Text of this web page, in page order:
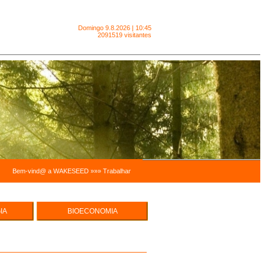
Domingo 9.8.2026 | 10:45
2091519 visitantes
Bem-vind@ a WAKESEED »»» Trabalhamos para facilitar a sustentabilidade pessoal e
BIOECONOMIA
INTEGRADOS E SISTÉMICOS